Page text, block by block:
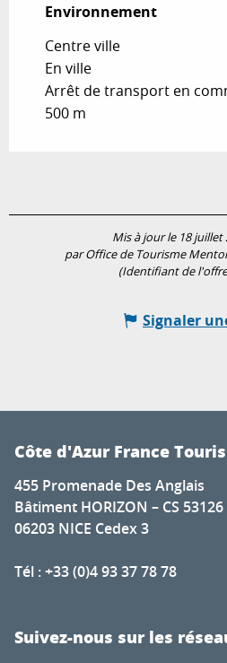
Environnement
Environnement
Centre ville
En ville
Arrêt de transport en
500 m
Mis à jour le 18 juillet
par Office de Tourisme
(Identifiant de
Signaler
Côte d'Azur France
455 Promenade Des Anglais
Bâtiment HORIZON – CS 53126
06203 NICE Cedex 3
Tél : +33 (0)4 93 37 78 78
Suivez-nous sur les